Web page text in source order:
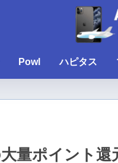
Powl ハピタス
量ポイント